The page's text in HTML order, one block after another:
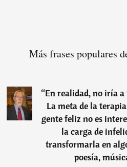
Más frases populares
“En realidad, no iría
La meta de la
gente feliz no es
la carga de
transformarla en
poesía,